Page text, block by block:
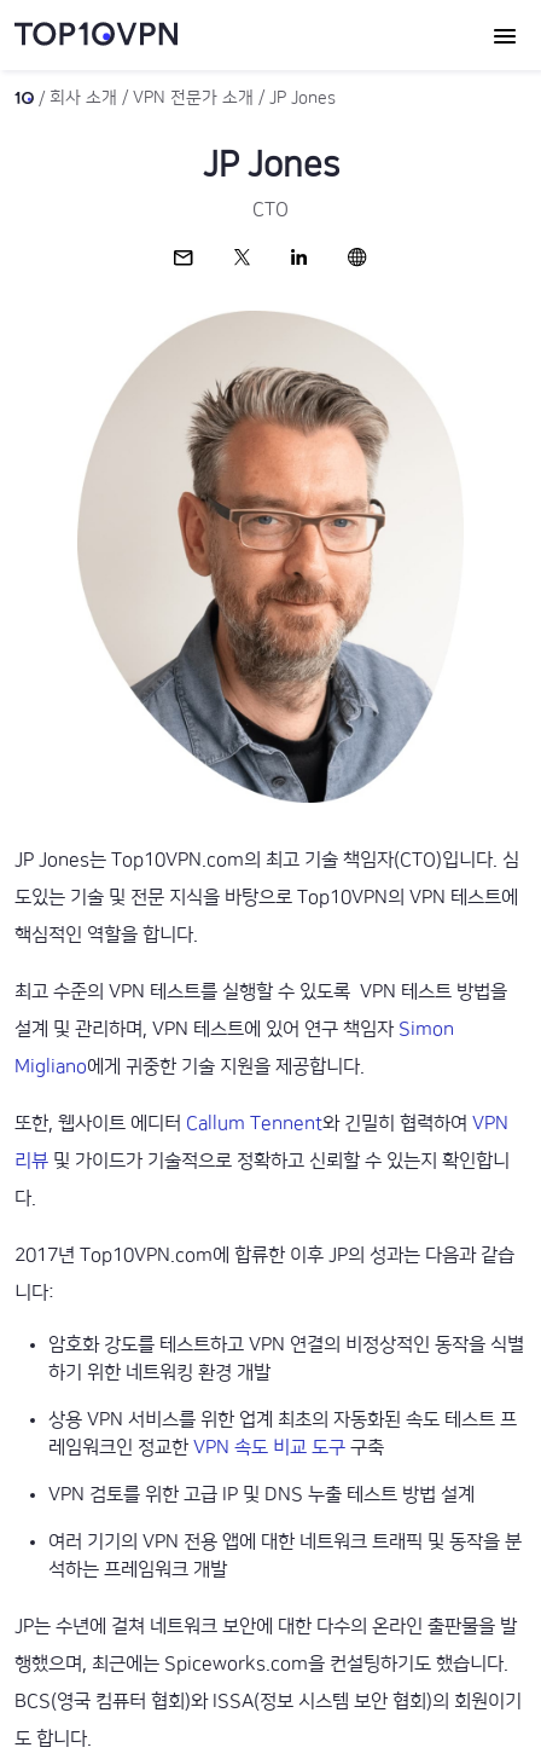
회사 소개 VPN 전문가 소개 JP Jones
JP Jones
CTO
JP Jones는 Top10VPN.com의 최고 기술 책임자(CTO)입니다. 심
도있는 기술 및 전문 지식을 바탕으로 Top10VPN의 VPN 테스트에
핵심적인 역할을 합니다.
최고 수준의 VPN 테스트를 실행할 수 있도록 VPN 테스트 방법을
설계 및 관리하며, VPN 테스트에 있어 연구 책임자 Simon
Migliano에게 귀중한 기술 지원을 제공합니다.
또한, 웹사이트 에디터 Callum Tennent와 긴밀히 협력하여 VPN
리뷰 및 가이드가 기술적으로 정확하고 신뢰할 수 있는지 확인합니
다.
2017년 Top10VPN.com에 합류한 이후 JP의 성과는 다음과 같습
니다:
암호화 강도를 테스트하고 VPN 연결의 비정상적인 동작을 식별
하기 위한 네트워킹 환경 개발
상용 VPN 서비스를 위한 업계 최초의 자동화된 속도 테스트 프
레임워크인 정교한 VPN 속도 비교 도구 구축
VPN 검토를 위한 고급 IP 및 DNS 누출 테스트 방법 설계
여러 기기의 VPN 전용 앱에 대한 네트워크 트래픽 및 동작을 분
석하는 프레임워크 개발
JP는 수년에 걸쳐 네트워크 보안에 대한 다수의 온라인 출판물을 발
행했으며, 최근에는 Spiceworks.com을 컨설팅하기도 했습니다.
BCS(영국 컴퓨터 협회)와 ISSA(정보 시스템 보안 협회)의 회원이기
도 합니다.